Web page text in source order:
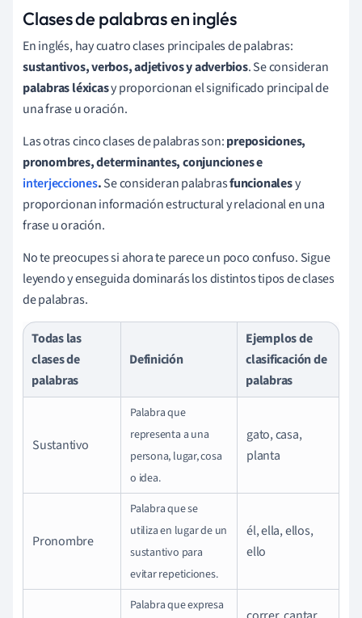
Clases de palabras en inglés
En inglés, hay cuatro clases principales de palabras:
sustantivos, verbos, adjetivos y adverbios. Se consideran
palabras léxicasy proporcionan el significado principal de
una frase u oración.
Las otras cinco clases de palabrasson:preposiciones,
pronombres, determinantes, conjunciones e
interjecciones.Se consideran palabrasfuncionalesy
proporcionan información estructural y relacional en una
frase u oración.
No te preocupes si ahora te parece un poco confuso. Sigue
leyendo y enseguida dominarás los distintos tipos de clases
de palabras.
Todas las
clases de
palabras
Definición
Ejemplos de
clasificación de
palabras
Sustantivo
Palabra que
representa a una
persona, lugar, cosa
o idea.
gato, casa,
planta
Pronombre
Palabra que se
utiliza en lugar de un
sustantivo para
evitar repeticiones.
él, ella, ellos,
ello
Palabra que expresa